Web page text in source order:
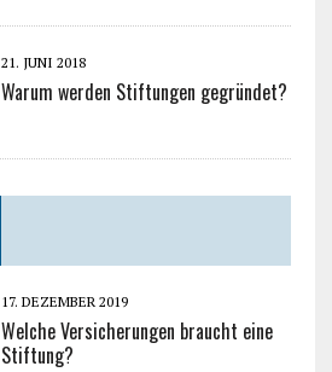
21. JUNI 2018
Warum werden Stiftungen gegründet?
17. DEZEMBER 2019
Welche Versicherungen braucht eine
Stiftung?